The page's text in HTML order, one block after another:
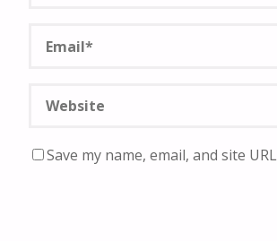
Save my name, email, and site